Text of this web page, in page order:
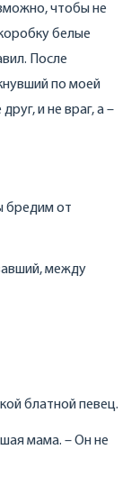
чтобы не
белые
После
по моей
и не враг, а –
бредим от
между
блатной певец.
мама. – Он не